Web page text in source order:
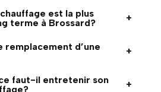
est la plus
terme à Brossard?
+
remplacement d’une
+
faut-il entretenir son
+